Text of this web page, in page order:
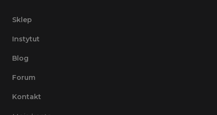
Sklep
Instytut
Blog
Forum
Kontakt